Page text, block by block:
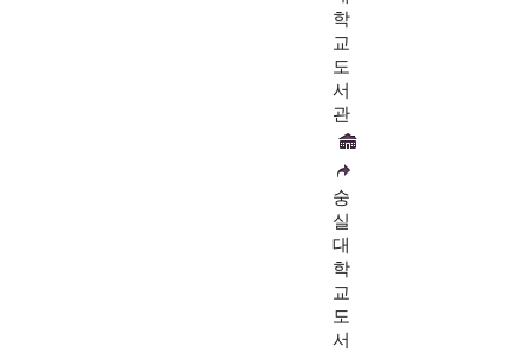
학
교
도
서
관
숭
실
대
학
교
도
서